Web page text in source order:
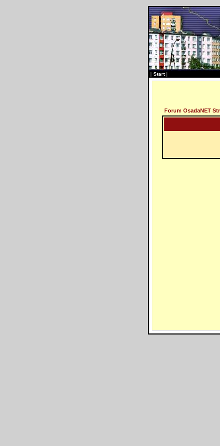
| Start|
Forum OsadaNET